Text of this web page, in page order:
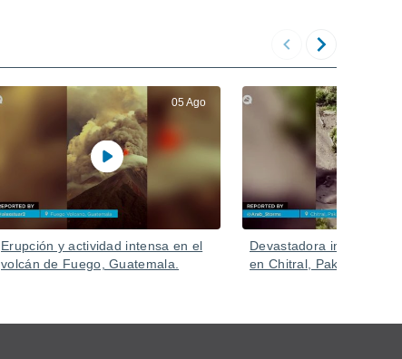
05 Ago
Erupción y actividad intensa en el
volcán de Fuego, Guatemala.
Devastadora inundación
en Chitral, Pakistán.